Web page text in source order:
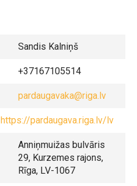
Sandis Kalniņš
+37167105514
pardaugavaka@riga.lv
https://pardaugava.riga.lv/lv
Anniņmuižas bulvāris
29, Kurzemes rajons,
Rīga, LV-1067